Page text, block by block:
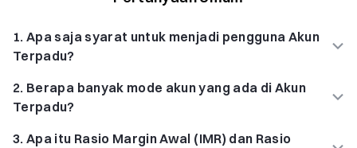
1.Apa saja syarat untuk menjadi pengguna Akun
Terpadu?
2. Berapa banyak mode akun yang ada di Akun
Terpadu?
3.Apa itu Rasio Margin Awal (IMR) dan Rasio